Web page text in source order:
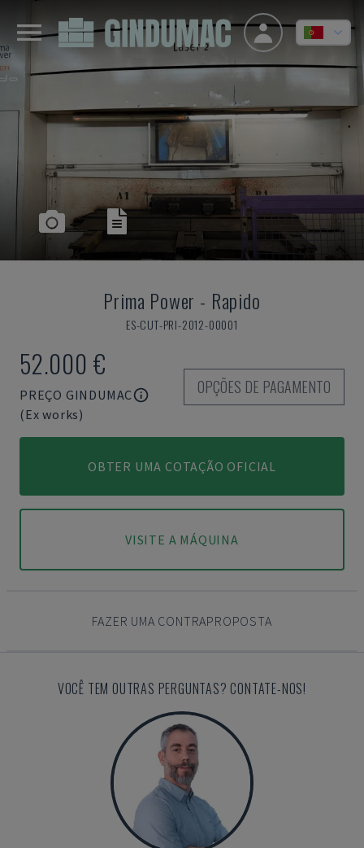
Prima Power - Rapido
ES-CUT-PRI-2012-00001
52.000 €
PREÇO GINDUMAC
(Ex works)
OPÇÕES DE PAGAMENTO
OBTER UMA COTAÇÃO OFICIAL
VISITE A MÁQUINA
FAZER UMA CONTRAPROPOSTA
VOCÊ TEM OUTRAS PERGUNTAS? CONTATE-NOS!